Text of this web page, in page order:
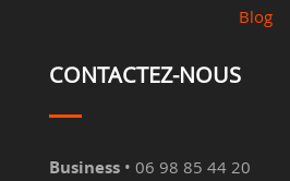
Blog
CONTACTEZ-NOUS
Business • 06 98 85 44 20